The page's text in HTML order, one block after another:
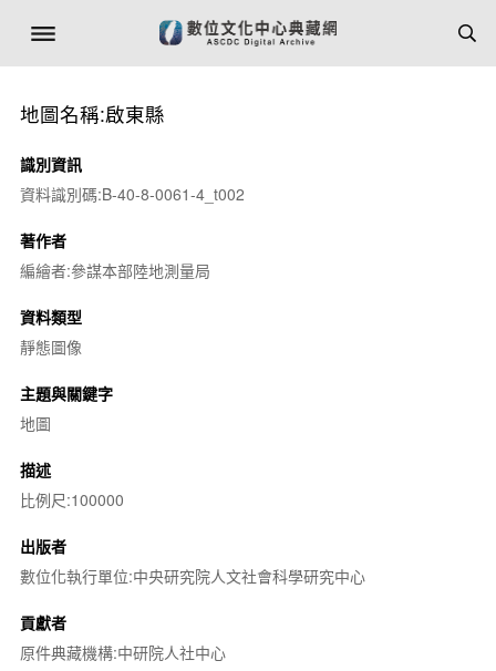
地圖名稱:啟東縣
識別資訊
資料識別碼:B-40-8-0061-4_t002
著作者
編繪者:參謀本部陸地測量局
資料類型
靜態圖像
主題與關鍵字
地圖
描述
比例尺:100000
出版者
數位化執行單位:中央研究院人文社會科學研究中心
貢獻者
原件典藏機構:中研院人社中心